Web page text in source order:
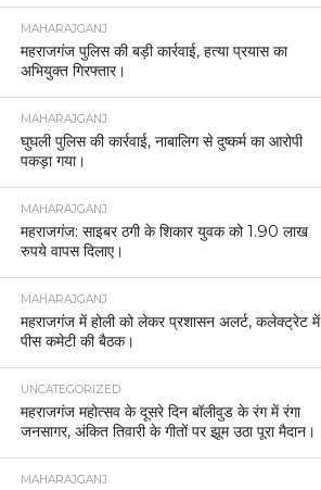
MAHARAJGANJ
महराजगंज पुलिस की बड़ी कार्रवाई, हत्या प्रयास का
अभियुक्त गिरफ्तार।
MAHARAJGANJ
घुघली पुलिस की कार्रवाई, नाबालिग से दुष्कर्म का आरोपी
पकड़ा गया।
MAHARAJGANJ
महराजगंज: साइबर ठगी के शिकार युवक को 1.90 लाख
रुपये वापस दिलाए।
MAHARAJGANJ
महराजगंज में होली को लेकर प्रशासन अलर्ट, कलेक्ट्रेट में
पीस कमेटी की बैठक।
UNCATEGORIZED
महराजगंज महोत्सव के दूसरे दिन बॉलीवुड के रंग में रंगा
जनसागर, अंकित तिवारी के गीतों पर झूम उठा पूरा मैदान।
MAHARAJGANJ